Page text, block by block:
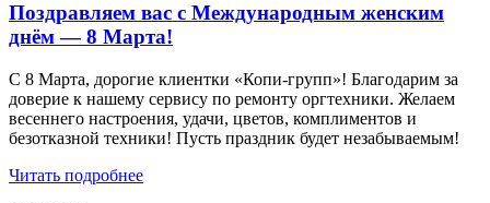
Поздравляем вас с Международным женским
днём — 8 Марта!
С 8 Марта, дорогие клиентки «Копи‑групп»! Благодарим за
доверие к нашему сервису по ремонту оргтехники. Желаем
весеннего настроения, удачи, цветов, комплиментов и
безотказной техники! Пусть праздник будет незабываемым!
Читать подробнее